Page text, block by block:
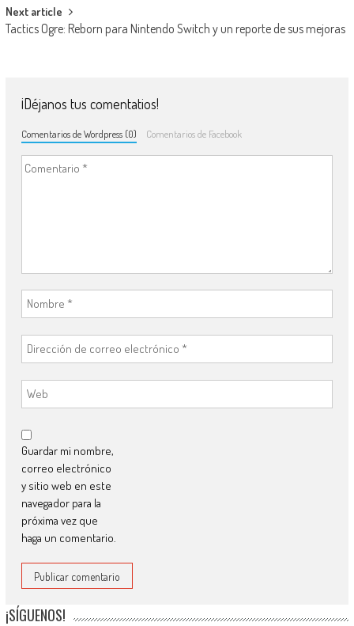
Next article
Tactics Ogre: Reborn para Nintendo Switch y un reporte de sus mejoras
¡Déjanos tus comentatios!
Comentarios de Wordpress (0) Comentarios de Facebook
Guardar mi nombre,
correo electrónico
y sitio web en este
navegador para la
próxima vez que
haga un comentario.
¡SÍGUENOS!